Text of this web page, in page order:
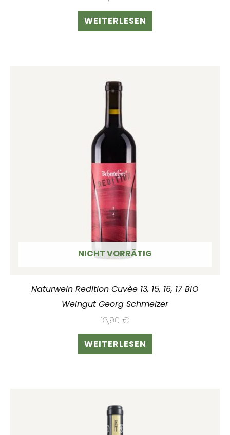
WEITERLESEN
NICHT VORRÄTIG
Naturwein Redition Cuvèe 13, 15, 16, 17 BIO
Weingut Georg Schmelzer
18,90 €
WEITERLESEN